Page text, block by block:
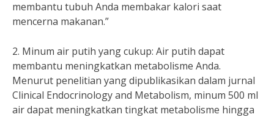
membantu tubuh Anda membakar kalori saat
mencerna makanan.”
2. Minum air putih yang cukup: Air putih dapat
membantu meningkatkan metabolisme Anda.
Menurut penelitian yang dipublikasikan dalam jurnal
Clinical Endocrinology and Metabolism, minum 500 ml
air dapat meningkatkan tingkat metabolisme hingga